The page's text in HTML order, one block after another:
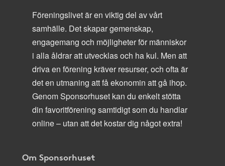
Föreningslivet är en viktig del av vårt
samhälle. Det skapar gemenskap,
engagemang och möjligheter för människor
i alla åldrar att utvecklas och ha kul. Men att
driva en förening kräver resurser, och ofta är
det en utmaning att få ekonomin att gå ihop.
Genom Sponsorhuset kan du enkelt stötta
din favoritförening samtidigt som du handlar
online – utan att det kostar dig något extra!
Om Sponsorhuset